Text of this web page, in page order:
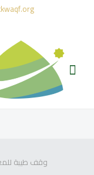
وقف طيبة